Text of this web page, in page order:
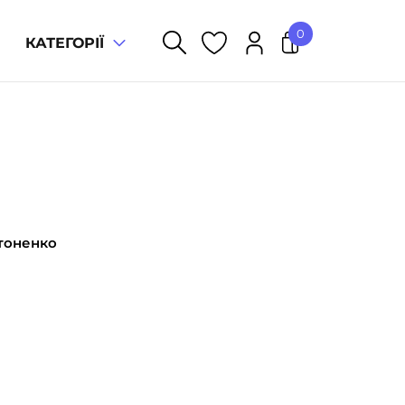
КАТЕГОРІЇ
0
У кошику немає товарів.